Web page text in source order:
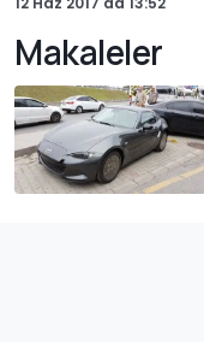
Makaleler